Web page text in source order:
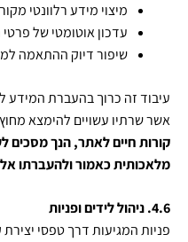
מיצוי מידע רלוונטי
עדכון אוטומטי של
שיפור דיוק ההתאמה
עיבוד זה כרוך בהעברת המידע
אשר שרתיו עשויים להימצא
קורות חיים לאתר, הנך מסכים
מלאכותית כאמור ולהעברתו
4.6. ניהול לידים ופניות
פניות המגיעות דרך טפסי